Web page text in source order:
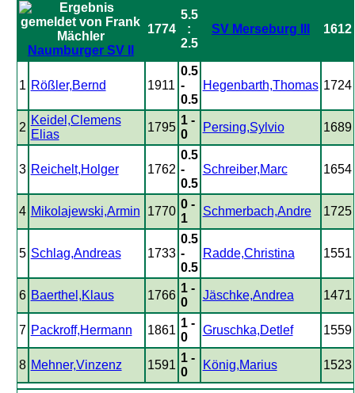
Naumburger SV II
1774
5.5
:
2.5
SV Merseburg III 1612
1 Rößler,Bernd 1911
0.5
-
0.5
Hegenbarth,Thomas 1724
2
Keidel,Clemens
Elias
1795
1 -
0
Persing,Sylvio 1689
3 Reichelt,Holger 1762
0.5
-
0.5
Schreiber,Marc 1654
4 Mikolajewski,Armin 1770
0 -
1
Schmerbach,Andre 1725
5 Schlag,Andreas 1733
0.5
-
0.5
Radde,Christina 1551
6 Baerthel,Klaus 1766
1 -
0
Jäschke,Andrea 1471
7 Packroff,Hermann 1861
1 -
0
Gruschka,Detlef 1559
8 Mehner,Vinzenz 1591
1 -
0
König,Marius 1523